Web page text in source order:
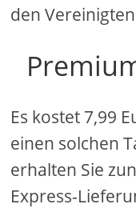
den
Es kostet 7,99
einen solchen
erhalten Sie
Express-